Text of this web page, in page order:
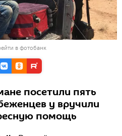
в фотобанк
посетили пять
у вручили
помощь